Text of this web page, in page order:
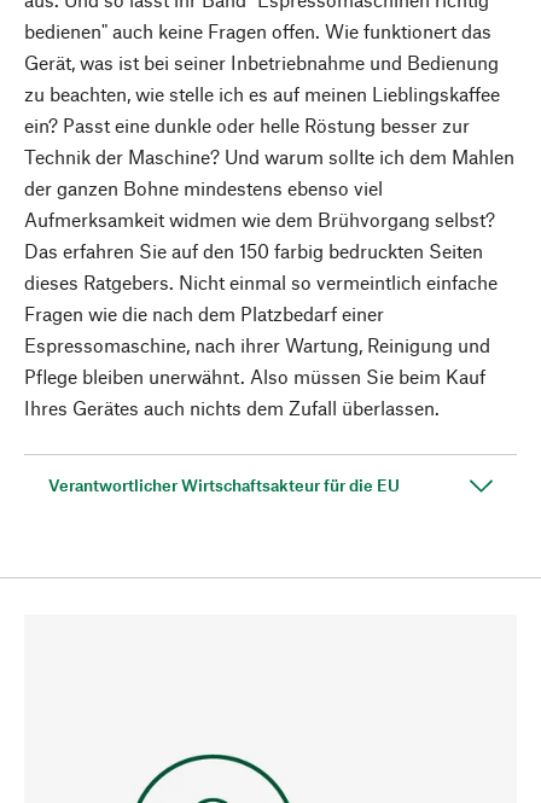
bedienen" auch keine Fragen offen. Wie funktionert das
Gerät, was ist bei seiner Inbetriebnahme und Bedienung
zu beachten, wie stelle ich es auf meinen Lieblingskaffee
ein? Passt eine dunkle oder helle Röstung besser zur
Technik der Maschine? Und warum sollte ich dem Mahlen
der ganzen Bohne mindestens ebenso viel
Aufmerksamkeit widmen wie dem Brühvorgang selbst?
Das erfahren Sie auf den 150 farbig bedruckten Seiten
dieses Ratgebers. Nicht einmal so vermeintlich einfache
Fragen wie die nach dem Platzbedarf einer
Espressomaschine, nach ihrer Wartung, Reinigung und
Pflege bleiben unerwähnt. Also müssen Sie beim Kauf
Ihres Gerätes auch nichts dem Zufall überlassen.
Verantwortlicher Wirtschaftsakteur für die EU